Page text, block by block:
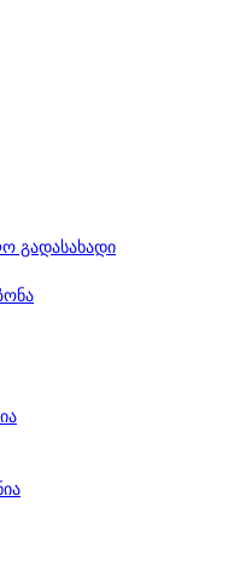
გადასახადი